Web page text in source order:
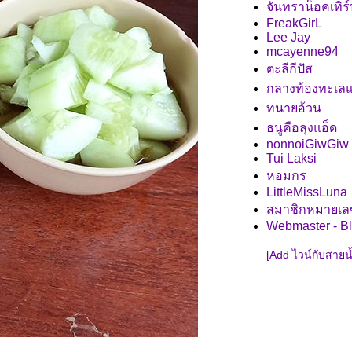
จันทราน็อคเทิ
FreakGirL
Lee Jay
mcayenne94
ตะลีกีปัส
กลางท้องทะเล
ทนายอ้วน
ธนูคือลุงแอ็ด
nonnoiGiwGiw
Tui Laksi
หอมกร
LittleMissLuna
สมาชิกหมายเล
Webmaster -
[Add ไวน์กับสาย